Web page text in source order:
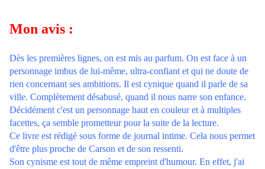
Mon avis :
Dès les premières lignes, on est mis au parfum. On est face à un
personnage imbus de lui-même, ultra-confiant et qui ne doute de
rien concernant ses ambitions. Il est cynique quand il parle de sa
ville. Complètement désabusé, quand il nous narre son enfance.
Décidément c'est un personnage haut en couleur et à multiples
facettes, ça semble prometteur pour la suite de la lecture.
Ce livre est rédigé sous forme de journal intime. Cela nous permet
d'être plus proche de Carson et de son ressenti.
Son cynisme est tout de même empreint d'humour. En effet, j'ai